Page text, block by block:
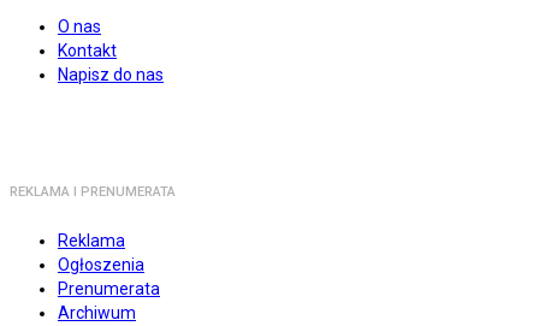
O nas
Kontakt
Napisz do nas
REKLAMA I PRENUMERATA
Reklama
Ogłoszenia
Prenumerata
Archiwum